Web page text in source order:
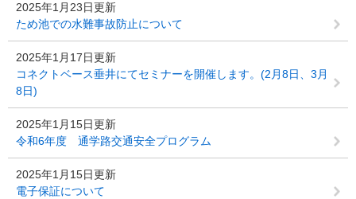
2025年1月23日更新
ため池での水難事故防止について
2025年1月17日更新
コネクトベース垂井にてセミナーを開催します。(2月8日、3月
8日)
2025年1月15日更新
令和6年度 通学路交通安全プログラム
2025年1月15日更新
電子保証について